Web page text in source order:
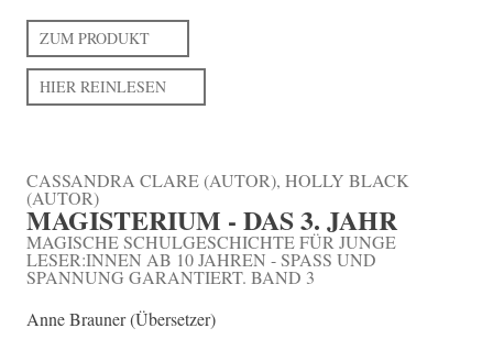
ZUM PRODUKT
HIER REINLESEN
CASSANDRA CLARE (AUTOR), HOLLY BLACK
(AUTOR)
MAGISTERIUM - DAS 3. JAHR
MAGISCHE SCHULGESCHICHTE FÜR JUNGE
LESER:INNEN AB 10 JAHREN - SPASS UND S
PANNUNG GARANTIERT. BAND 3
Anne Brauner (Übersetzer)